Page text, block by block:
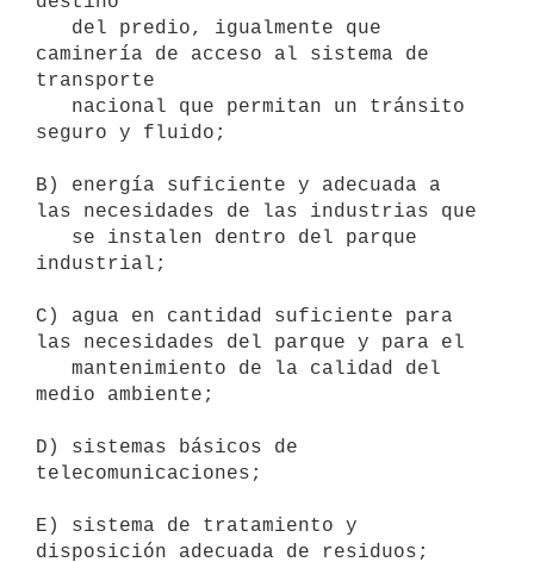
caminería de acceso al sistema de
transporte
seguro y fluido;
B) energía suficiente y adecuada a
las necesidades de las industrias que
industrial;
C) agua en cantidad suficiente para
las necesidades del parque y para el
medio ambiente;
D) sistemas básicos de
telecomunicaciones;
E) sistema de tratamiento y
disposición adecuada de residuos;